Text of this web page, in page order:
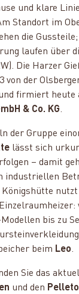
und klare
Standort im
die
laufen über
Die Harzer
von der
firmiert heute
& Co. KG.
der Gruppe
lässt sich
– damit
industriellen
bis zu
beim Leo.
Sie das
und den